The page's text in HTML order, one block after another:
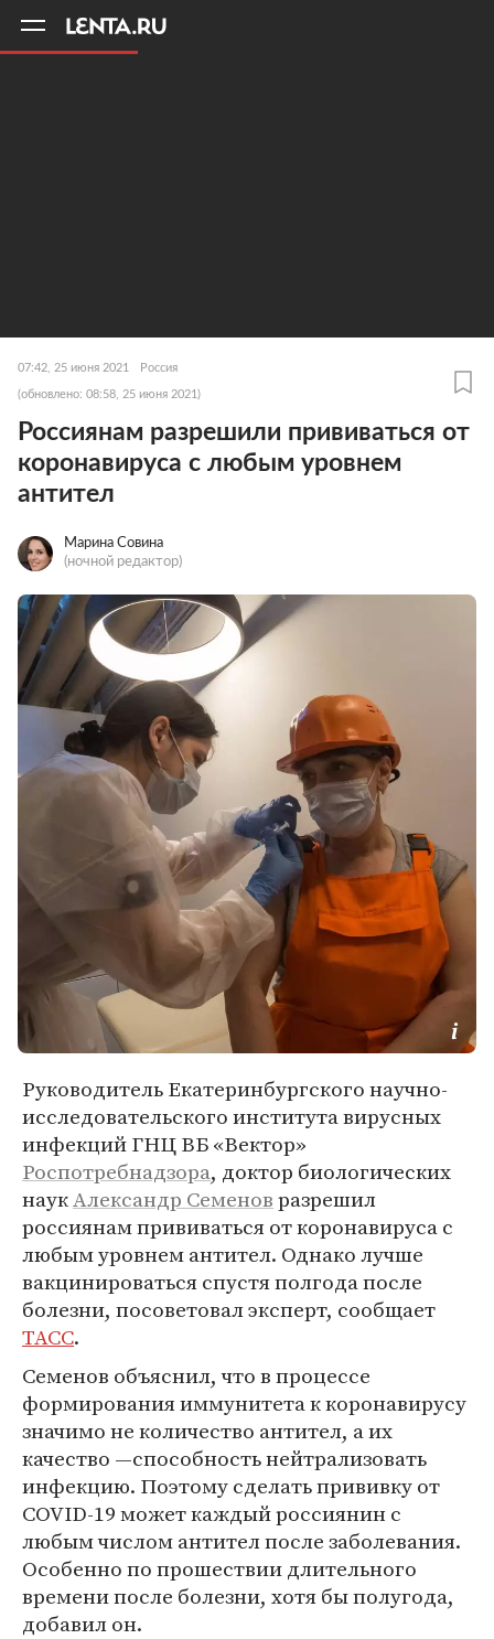
07:42, 25 июня 2021 Россия
(обновлено: 08:58, 25 июня 2021)
Россиянам разрешили прививаться от
коронавируса с любым уровнем
антител
Марина Совина
(ночной редактор)
Руководитель Екатеринбургского научно-
исследовательского института вирусных
инфекций ГНЦ ВБ «Вектор»
Роспотребнадзора, доктор биологических
наукАлександр Семеновразрешил
россиянам прививаться от коронавируса с
любым уровнем антител. Однако лучше
вакцинироваться спустя полгода после
болезни, посоветовал эксперт, сообщает
ТАСС.
Семенов объяснил, что в процессе
формирования иммунитета к коронавирусу
значимо не количество антител, а их
качество —способность нейтрализовать
инфекцию. Поэтому сделать прививку от
COVID-19 может каждый россиянин с
любым числом антител после заболевания.
Особенно по прошествии длительного
времени после болезни, хотя бы полугода,
добавил он.